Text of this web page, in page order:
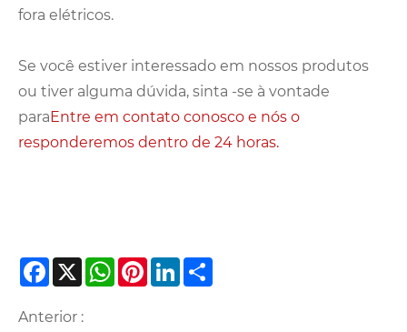
fora elétricos.
Se você estiver interessado em nossos produtos
ou tiver alguma dúvida, sinta -se à vontade
paraEntre em contato conosco e nós o
responderemos dentro de 24 horas.
Facebook
X WhatsApp
PinterestLinkedIn
Anterior :